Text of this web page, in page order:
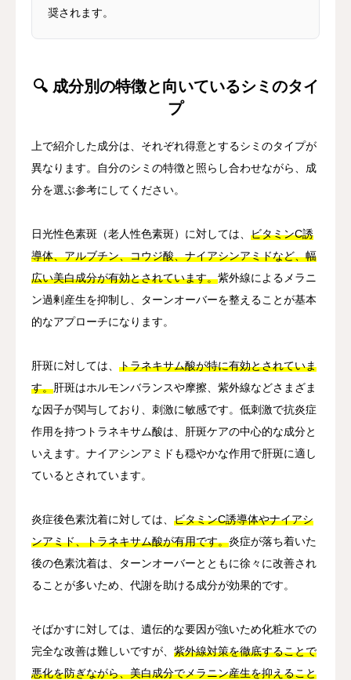
奨されます。
🔍 成分別の特徴と向いているシミのタイ
プ
上で紹介した成分は、それぞれ得意とするシミのタイプが
異なります。自分のシミの特徴と照らし合わせながら、成
分を選ぶ参考にしてください。
日光性色素斑（老人性色素斑）に対しては、 ビタミンC誘
導体、アルブチン、コウジ酸、ナイアシンアミドなど、幅
広い美白成分が有効とされています。紫外線によるメラニ
ン過剰産生を抑制し、ターンオーバーを整えることが基本
的なアプローチになります。
肝斑に対しては、 トラネキサム酸が特に有効とされていま
す。肝斑はホルモンバランスや摩擦、紫外線などさまざま
な因子が関与しており、刺激に敏感です。低刺激で抗炎症
作用を持つトラネキサム酸は、肝斑ケアの中心的な成分と
いえます。ナイアシンアミドも穏やかな作用で肝斑に適し
ているとされています。
炎症後色素沈着に対しては、 ビタミンC誘導体やナイアシ
ンアミド、トラネキサム酸が有用です。炎症が落ち着いた
後の色素沈着は、ターンオーバーとともに徐々に改善され
ることが多いため、代謝を助ける成分が効果的です。
そばかすに対しては、遺伝的な要因が強いため化粧水での
完全な改善は難しいですが、 紫外線対策を徹底することで
悪化を防ぎながら、美白成分でメラニン産生を抑えること